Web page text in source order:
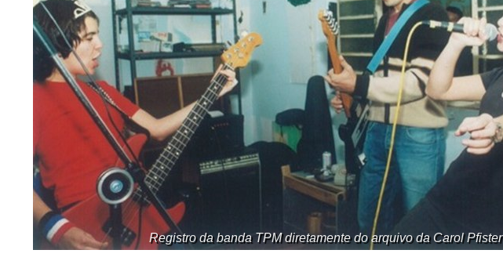
Registro da banda TPM diretamente do arquivo da Carol Pfister